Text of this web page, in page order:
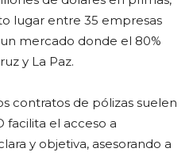
lugar entre 35 empresas
mercado donde el 80%
y La Paz.
contratos de pólizas suelen
facilita el acceso a
y objetiva, asesorando a